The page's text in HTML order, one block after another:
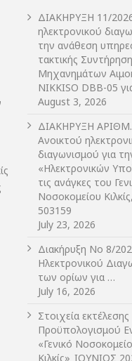
ΔIΑΚΗΡΥΞΗ 11/
ηλεκτρονικού
την ανάθεση
τακτικής
Μηχανημάτων
NIKKISO DBB-05
August 3, 2026
ΔIΑΚΗΡΥΞΗ ΑΡIΘΜ.
Ανοικτού
διαγωνισμού για
«Ηλεκτρονικών
τις ανάγκες του
Νοσοκομείου
503159
July 23, 2026
Διακήρυξη Νο 8/
Ηλεκτρονικού
των ορίων για …
July 16, 2026
Στοιχεία εκτέλεσης
Προϋπολογισμού
«Γενικό Νοσοκομείο
Κιλκίς»_ΙΟΥΝΙΟΣ